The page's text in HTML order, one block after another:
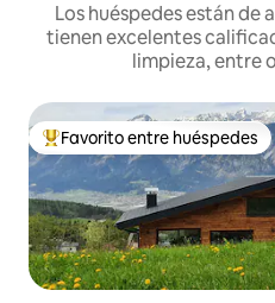
Los huéspedes están de
tienen excelentes
limpieza, entre
De los mejores en Favorito
Favorito entre huéspedes